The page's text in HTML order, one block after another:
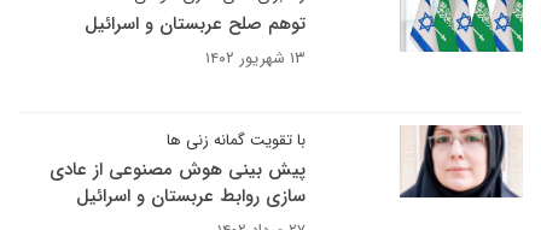
توهم صلح عربستان و اسرائیل
۱۳ شهریور ۱۴۰۲
با تقویت گمانه زنی ها
پیش بینی هوش مصنوعی از عادی
سازی روابط عربستان و اسرائیل